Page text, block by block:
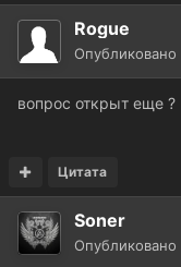
Rogue
Опубликовано
вопрос открыт еще ?
Цитата
Soner
Опубликовано